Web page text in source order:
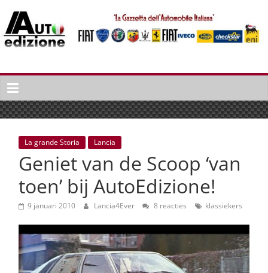
naar
inhoud
Auto
Edizione
La
Gazetta
dell'Automobile
Italiana
autonieuws
La grande Storia Lancia
Geniet van de Scoop ‘van
toen’ bij AutoEdizione!
9 januari 2010 Lancia4Ever 8 reacties klassiekers